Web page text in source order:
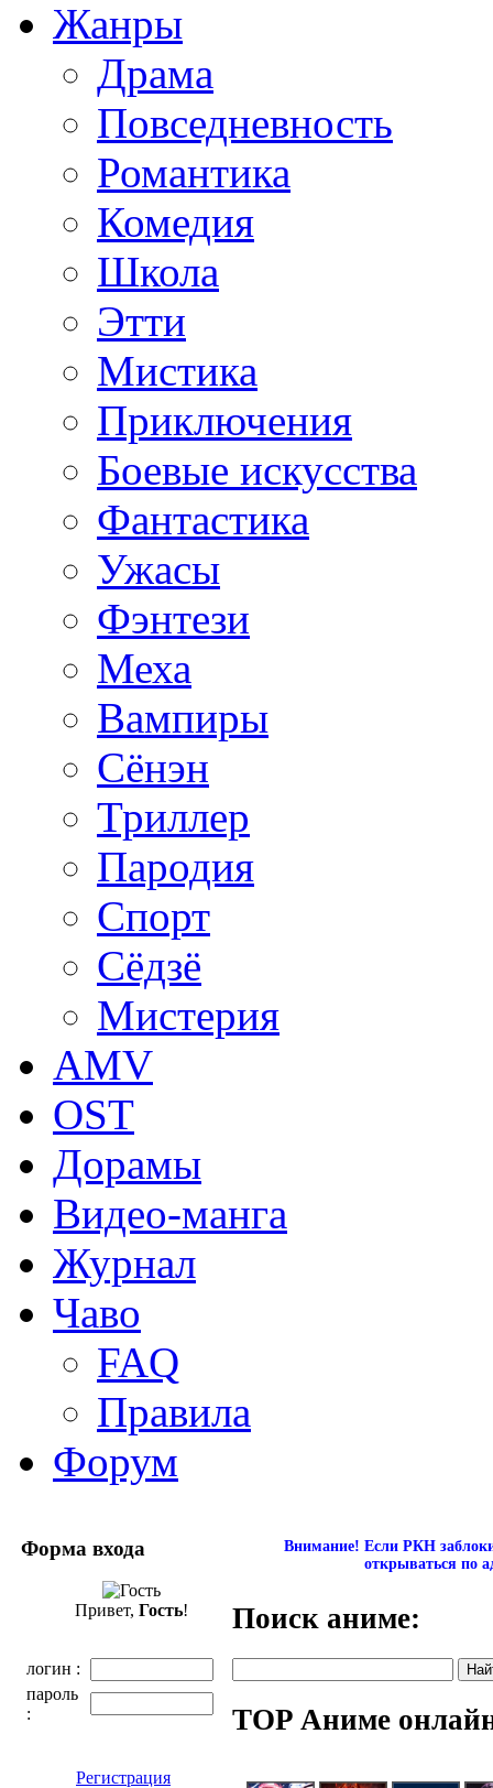
Жанры
Драма
Повседневность
Романтика
Комедия
Школа
Этти
Мистика
Приключения
Боевые искусства
Фантастика
Ужасы
Фэнтези
Меха
Вампиры
Сёнэн
Триллер
Пародия
Спорт
Сёдзё
Мистерия
AMV
OST
Дорамы
Видео-манга
Журнал
Чаво
FAQ
Правила
Форум
Форма входа
Привет, Гость!
логин :
пароль
:
Регистрация
Внимание! Если РКН
открываться по
Поиск аниме:
TOP Аниме